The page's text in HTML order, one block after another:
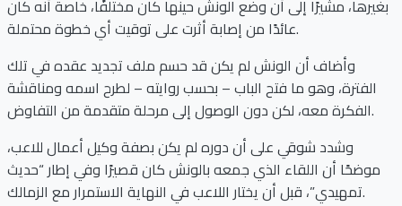
بغيرها، مشيرًا إلى أن وضع الونش حينها كان مختلفًا، خاصة أنه كان
عائدًا من إصابة أثرت على توقيت أي خطوة محتملة.
وأضاف أن الونش لم يكن قد حسم ملف تجديد عقده في تلك
الفترة، وهو ما فتح الباب – بحسب روايته – لطرح اسمه ومناقشة
الفكرة معه، لكن دون الوصول إلى مرحلة متقدمة من التفاوض.
وشدد شوقي على أن دوره لم يكن بصفة وكيل أعمال للاعب،
موضحًا أن اللقاء الذي جمعه بالونش كان قصيرًا وفي إطار “حديث
تمهيدي”، قبل أن يختار اللاعب في النهاية الاستمرار مع الزمالك.